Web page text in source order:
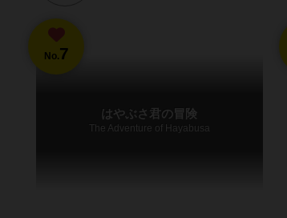
No.7
はやぶさ君の冒険
The Adventure of Hayabusa